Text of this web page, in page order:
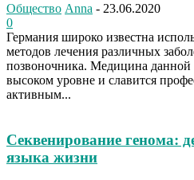
Общество Anna - 23.06.2020
0
Германия широко известна
методов лечения различных
позвоночника. Медицина данной
высоком уровне и славится
активным...
Секвенирование генома:
языка жизни